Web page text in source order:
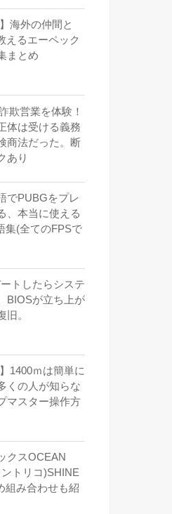
海外の仲間と
えるエーペック
まとめ
欺営業を体験！
体は受ける義務
商法だった。断
あり
でPUBGをプレ
、本当に使える
集(全てのFPSで
トしたらシステ
BIOSが立ち上が
旧。
1400ｍは簡単に
くの人が知らな
マスター操作方
クスOCEAN
トリコ)SHINE
組み合わせも紹